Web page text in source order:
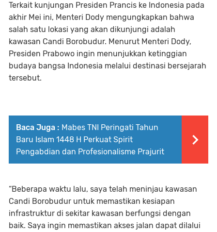
Terkait kunjungan Presiden Prancis ke Indonesia pada
akhir Mei ini, Menteri Dody mengungkapkan bahwa
salah satu lokasi yang akan dikunjungi adalah
kawasan Candi Borobudur. Menurut Menteri Dody,
Presiden Prabowo ingin menunjukkan ketinggian
budaya bangsa Indonesia melalui destinasi bersejarah
tersebut.
Baca Juga : Mabes TNI Peringati Tahun
Baru Islam 1448 H Perkuat Spirit
Pengabdian dan Profesionalisme Prajurit
“Beberapa waktu lalu, saya telah meninjau kawasan
Candi Borobudur untuk memastikan kesiapan
infrastruktur di sekitar kawasan berfungsi dengan
baik. Saya ingin memastikan akses jalan dapat dilalui